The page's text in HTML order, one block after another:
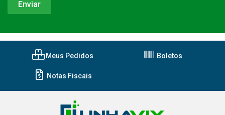
Meus Pedidos Boletos
Notas Fiscais